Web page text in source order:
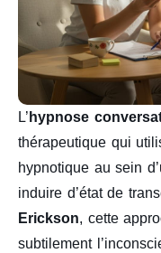
L’ hypnose
thérapeutique qui
hypnotique au sein
induire d’état de
Erickson, cette
subtilement